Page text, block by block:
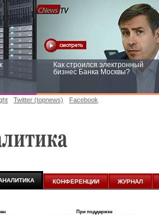
Как строился электронный
бизнес Банка Москвы?
Twitter (topnews) Facebook
КОНФЕРЕНЦИИ ЖУРНАЛ
При поддержке